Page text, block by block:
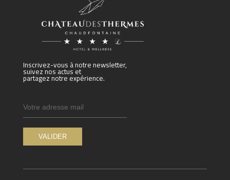
Inscrivez-vous à notre newsletter,
suivez nos actus et
partagez notre expérience.